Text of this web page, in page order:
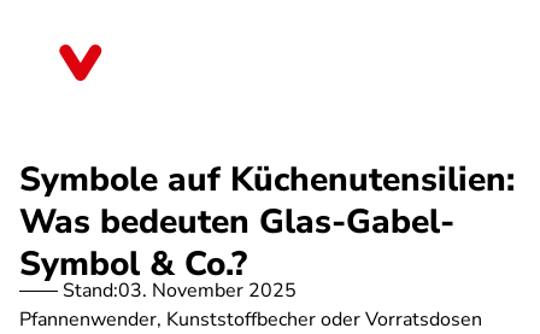
Symbole auf Küchenutensilien:
Was bedeuten Glas-Gabel-
Symbol & Co.?
Stand:03. November 2025
Pfannenwender, Kunststoffbecher oder Vorratsdosen